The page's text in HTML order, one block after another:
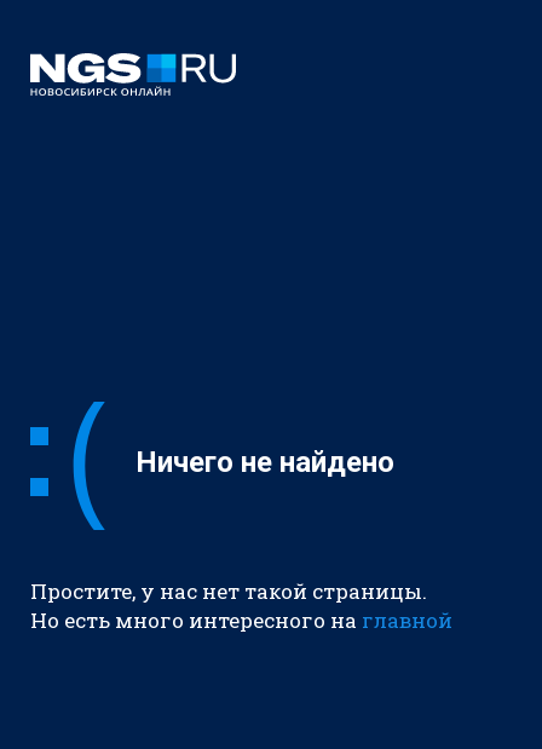
Ничего не найдено
Простите, у нас нет такой страницы.
Но есть много интересного на главной